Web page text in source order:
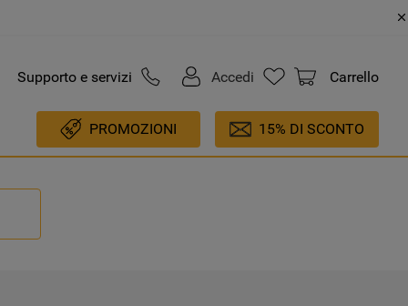
Supporto e servizi Accedi Carrello
PROMOZIONI 15% DI SCONTO